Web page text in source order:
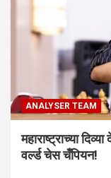
ANALYSER TEAM
महाराष्ट्राच्या
वर्ल्ड चेस चँपियन!